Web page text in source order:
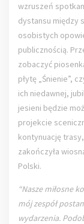
wzruszeń
dystansu między
osobistych
publicznością.
zobaczyć
płytę „Śnienie”,
ich niedawnej,
jesieni będzie
projekcie
kontynuację
zakończyła
Polski.
“Nasze miłosne
mój zespół
wydarzenia.